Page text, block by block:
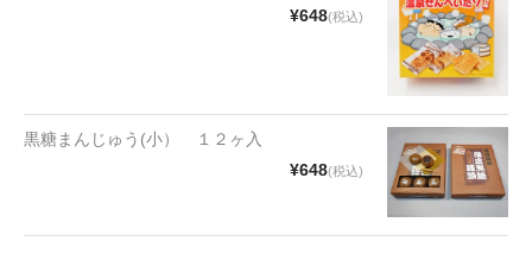
筆記具
会社情報
¥648(税込)
黒糖まんじゅう(小） １２ヶ入
¥648(税込)